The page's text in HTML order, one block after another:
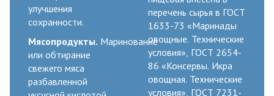
улучшения
сохранности.
Мясопродукты. Маринование
или обтирание
свежего мяса
разбавленной
перечень сырья в ГОСТ
1633-73 «Маринады
овощные. Технические
условия», ГОСТ 2654-
86 «Консервы. Икра
овощная. Технические
условия», ГОСТ 7231-